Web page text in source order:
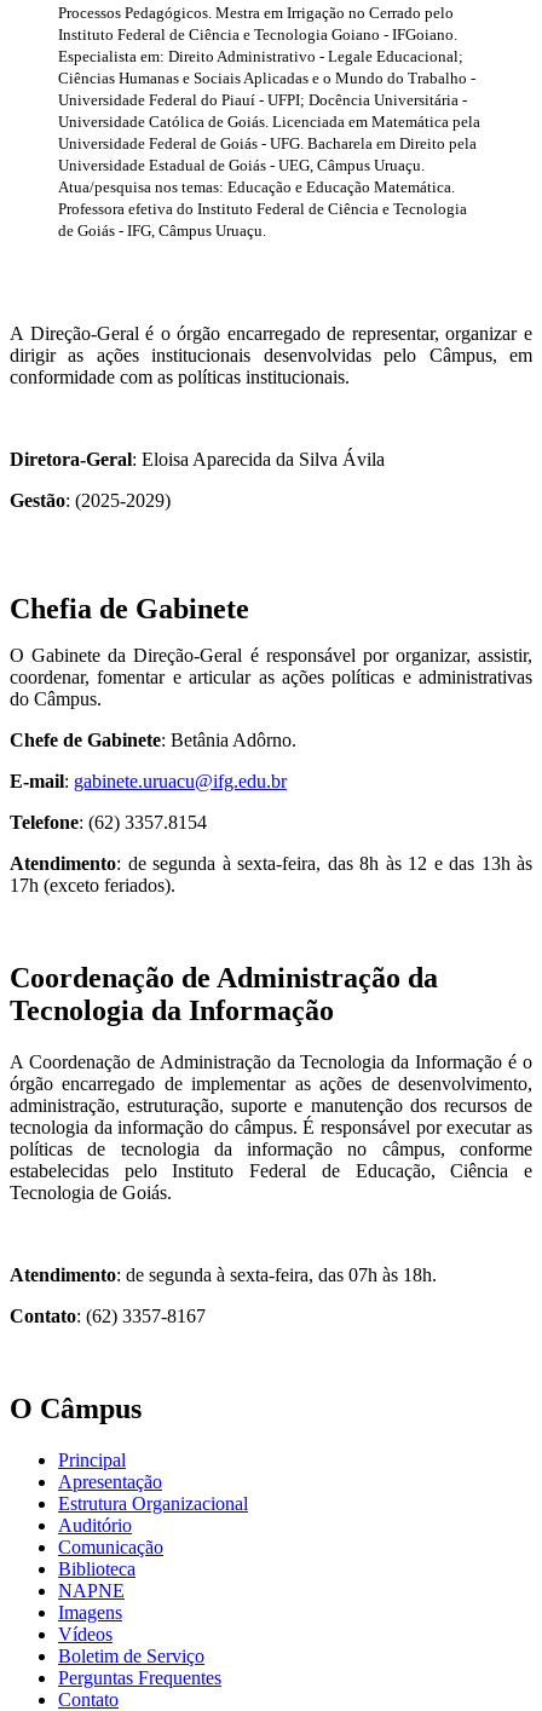
Processos Pedagógicos. Mestra em Irrigação no Cerrado pelo
Instituto Federal de Ciência e Tecnologia Goiano - IFGoiano.
Especialista em: Direito Administrativo - Legale Educacional;
Ciências Humanas e Sociais Aplicadas e o Mundo do Trabalho -
Universidade Federal do Piauí - UFPI; Docência Universitária -
Universidade Católica de Goiás. Licenciada em Matemática pela
Universidade Federal de Goiás - UFG. Bacharela em Direito pela
Universidade Estadual de Goiás - UEG, Câmpus Uruaçu.
Atua/pesquisa nos temas: Educação e Educação Matemática.
Professora efetiva do Instituto Federal de Ciência e Tecnologia
de Goiás - IFG, Câmpus Uruaçu.
A Direção-Geral é o órgão encarregado de representar, organizar e
dirigir as ações institucionais desenvolvidas pelo Câmpus, em
conformidade com as políticas institucionais.
Diretora-Geral: Eloisa Aparecida da Silva Ávila
Gestão: (2025-2029)
Chefia de Gabinete
O Gabinete da Direção-Geral é responsável por organizar, assistir,
coordenar, fomentar e articular as ações políticas e administrativas
do Câmpus.
Chefe de Gabinete: Betânia Adôrno.
E-mail: gabinete.uruacu@ifg.edu.br
Telefone: (62) 3357.8154
Atendimento: de segunda à sexta-feira, das 8h às 12 e das 13h às
17h (exceto feriados).
Coordenação de Administração da
Tecnologia da Informação
A Coordenação de Administração da Tecnologia da Informação é o
órgão encarregado de implementar as ações de desenvolvimento,
administração, estruturação, suporte e manutenção dos recursos de
tecnologia da informação do câmpus. É responsável por executar as
políticas de tecnologia da informação no câmpus, conforme
estabelecidas pelo Instituto Federal de Educação, Ciência e
Tecnologia de Goiás.
Atendimento: de segunda à sexta-feira, das 07h às 18h.
Contato: (62) 3357-8167
O Câmpus
Principal
Apresentação
Estrutura Organizacional
Auditório
Comunicação
Biblioteca
NAPNE
Imagens
Vídeos
Boletim de Serviço
Perguntas Frequentes
Contato